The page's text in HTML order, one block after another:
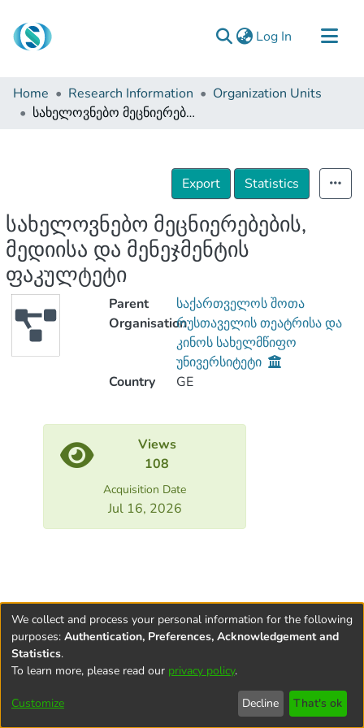
Log In (current)
Communities & Collections
Browse
Home Research Information
Organization Units
სახელოვნებო მეცნიერებების, მედიისა და მენეჯმენტის ფაკულტეტი
Export Statistics
სახელოვნებო მეცნიერებების,
მედიისა და მენეჯმენტის
ფაკულტეტი
Parent
Organisation
საქართველოს შოთა
რუსთაველის თეატრისა და
კინოს სახელმწიფო
უნივერსიტეტი
Country
GE
Views
108
Acquisition Date
Jul 16, 2026
Terms and
of Use
Privacy
End User
Contact
settings
We collect and process your personal information for the following
purposes: Authentication, Preferences, Acknowledgement and
Statistics.
To learn more, please read our privacy policy.
Customize Decline That's ok